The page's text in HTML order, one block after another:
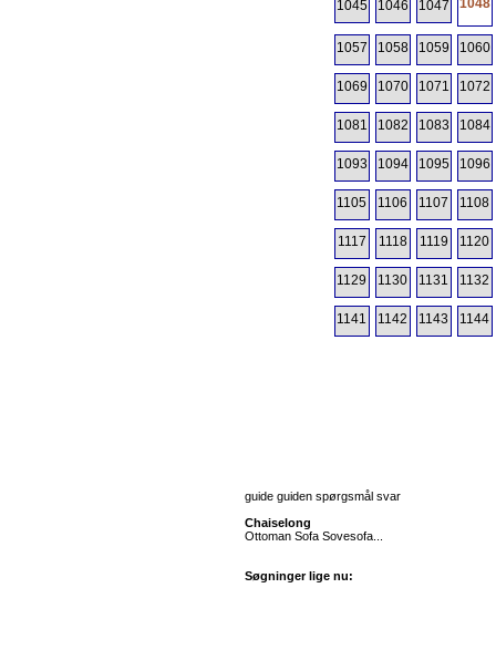
1045 1046 1047 1048
1057 1058 1059 1060
1069 1070 1071 1072
1081 1082 1083 1084
1093 1094 1095 1096
1105 1106 1107 1108
1117 1118 1119 1120
1129 1130 1131 1132
1141 1142 1143 1144
guide guiden spørgsmål svar
Chaiselong
Ottoman Sofa Sovesofa...
Søgninger lige nu: